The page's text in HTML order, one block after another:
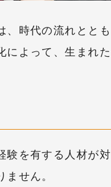
、時代の流れととも
によって、生まれた
験を有する人材が対
ません。